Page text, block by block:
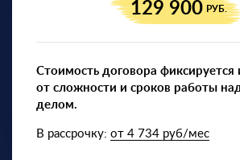
129 900 РУБ.
Стоимость договора фиксируется
от сложности и сроков работы
делом.
В рассрочку: от 4 734 руб/мес